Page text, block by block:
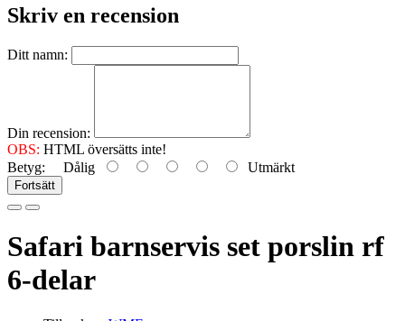
Skriv en recension
Ditt namn:
Din recension:
OBS: HTML översätts inte!
Betyg: Dålig Utmärkt
Fortsätt
Safari barnservis set porslin rf
6-delar